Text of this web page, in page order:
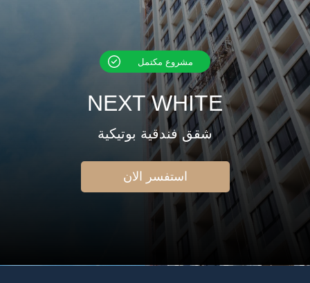
NEXT WHITE
شقق فندقية بوتيكية
استفسر الان
مشروع مكتمل